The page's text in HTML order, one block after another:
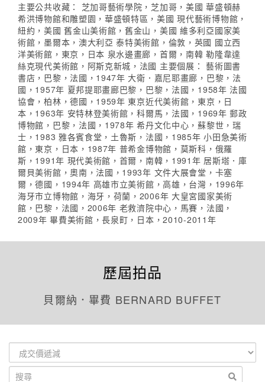
主要公共收藏： 芝加哥藝術學院，芝加哥，美國 華盛頓赫
希洪博物館和雕塑園，華盛頓特區，美國 現代藝術博物館，
紐約，美國 舊金山美術館，舊金山，美國 維多利亞國家美
術館，墨爾本，澳大利亞 泰特美術館，倫敦，英國 國立西
洋美術館，東京，日本 泉水邊畫廊，首爾，南韓 勒隆韋達
絲克現代美術館，阿斯克新城，法國 主要個展： 藝術圖書
書店，巴黎，法國，1947年 大衛．嘉尼耶畫廊，巴黎，法
國，1957年 夏邦提耶畫廊巴黎，巴黎，法國，1958年 法國
協會，柏林，德國，1959年 東京近代美術館，東京，日
本，1963年 安特林登美術館，科爾馬，法國，1969年 郵政
博物館，巴黎，法國，1978年 希丹文化中心，蘇黎世，瑞
士，1983 雅各賓食堂，土魯斯，法國，1985年 小田急美術
館，東京，日本，1987年 普希金博物館，莫斯科，俄羅
斯，1991年 現代美術館，首爾，南韓，1991年 居斯塔．庫
爾貝美術館，奧南，法國，1993年 文件大展會堂，卡塞
爾，德國，1994年 高雄市立美術館，高雄，台灣，1996年
海牙市立博物館，海牙，荷蘭，2006年 大皇宮國家美術
館，巴黎，法國，2006年 老救濟院中心，馬賽，法國，
2009年 畢費美術館，長泉町，日本，2010-2011年
歷屆拍品
貝爾納．畢費 BERNARD BUFFET